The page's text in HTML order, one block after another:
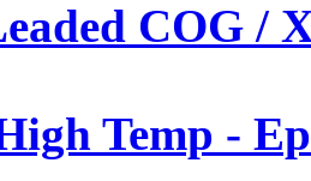
COG /
Temp -